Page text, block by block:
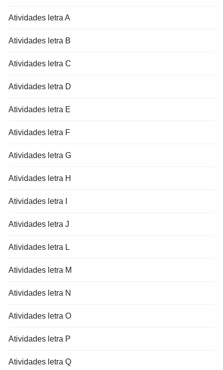
Atividades letra A
Atividades letra B
Atividades letra C
Atividades letra D
Atividades letra E
Atividades letra F
Atividades letra G
Atividades letra H
Atividades letra I
Atividades letra J
Atividades letra L
Atividades letra M
Atividades letra N
Atividades letra O
Atividades letra P
Atividades letra Q